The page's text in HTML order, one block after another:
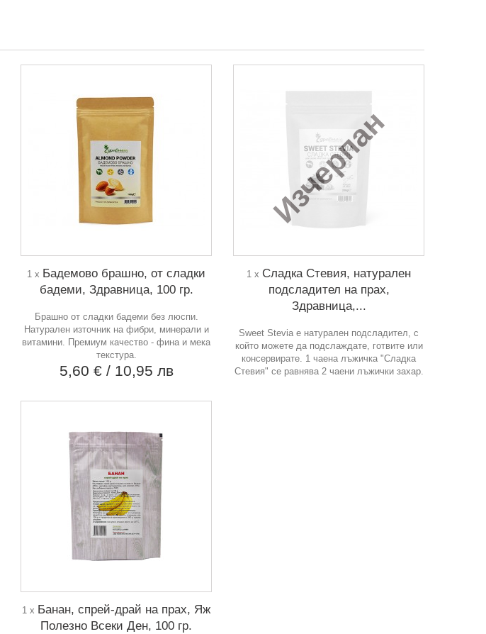
1 x Бадемово брашно, от сладки
бадеми, Здравница, 100 гр.
Брашно от сладки бадеми без люспи.
Натурален източник на фибри, минерали и
витамини. Премиум качество - фина и мека
текстура.
5,60 € / 10,95 лв
Изчерпан
1 x Сладка Стевия, натурален
подсладител на прах,
Здравница,...
Sweet Stevia е натурален подсладител, с
който можете да подслаждате, готвите или
консервирате. 1 чаена лъжичка "Сладка
Стевия" се равнява 2 чаени лъжички захар.
1 x Банан, спрей-драй на прах, Яж
Полезно Всеки Ден, 100 гр.